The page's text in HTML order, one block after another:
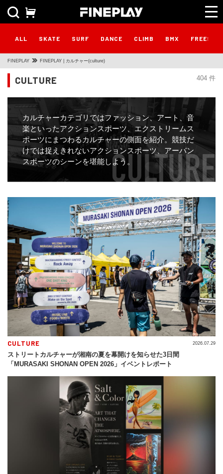
ALL SKATE SURF DANCE CLIMB BMX
FINEPLAY FINEPLAY | カルチャー(culture)
404 件
CULTURE
カルチャーカテゴリではファッション、アート、音
楽といったアクションスポーツ、エクストリームス
ポーツにまつわるカルチャーの側面を紹介。競技だ
けでは捉えきれないアクションスポーツ、アーバン
スポーツのシーンを堪能しよう。
CULTURE
ストリートカルチャーが湘南の夏を幕開けを知らせた3日間
「MURASAKI SHONAN OPEN 2026」イベントレポート
2026.07.29